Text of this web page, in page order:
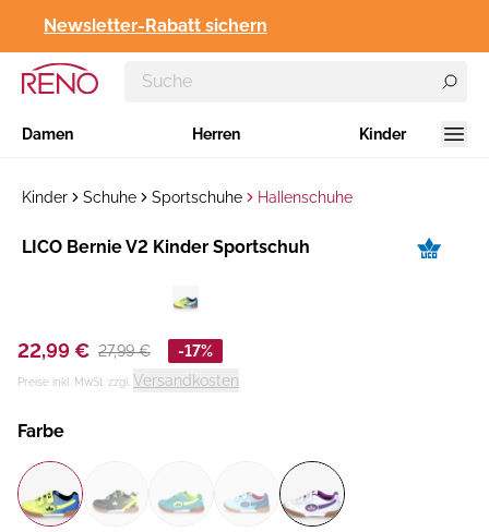
Newsletter-Rabatt sichern
Damen Herren Kinder
Kinder Schuhe Sportschuhe Hallenschuhe
Hersteller:
LICO Bernie V2 Kinder Sportschuh
22,99 € 27,99 € -17%
Preise inkl. MwSt. zzgl. Versandkosten
Farbe